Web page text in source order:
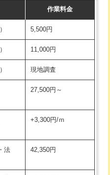
作
11,000円~
） 55,000円
ｍ超
+11,000円
66,000円
）
）
22,000円+材料費
16,500円
作業料金
5,500円
11,000円
現地調査
27,500円～
+3,300円/ｍ
法
42,350円